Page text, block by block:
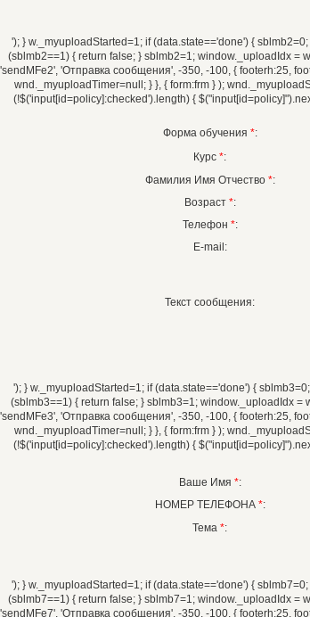
'); } w._myuploadStarted=1; if (data.state=='done') {
(sblmb2==1) { return false; } sblmb2=1; window._uploadIdx =
'sendMFe2', 'Отправка сообщения', -350, -100, { footerh:25,
wnd._myuploadTimer=null; } }, { form:frm } );
(!$('input[id=policy]:checked').length) {
Форма обучения *:
Курс *:
Фамилия Имя Отчество *:
Возраст *:
Телефон *:
E-mail:
Текст сообщения:
'); } w._myuploadStarted=1; if (data.state=='done') {
(sblmb3==1) { return false; } sblmb3=1; window._uploadIdx
'sendMFe3', 'Отправка сообщения', -350, -100, { footerh:25,
wnd._myuploadTimer=null; } }, { form:frm } );
(!$('input[id=policy]:checked').length) {
Ваше Имя *:
НОМЕР ТЕЛЕФОНА *:
Тема *:
'); } w._myuploadStarted=1; if (data.state=='done') {
(sblmb7==1) { return false; } sblmb7=1; window._uploadIdx =
'sendMFe7', 'Отправка сообщения', -350, -100, { footerh:25,